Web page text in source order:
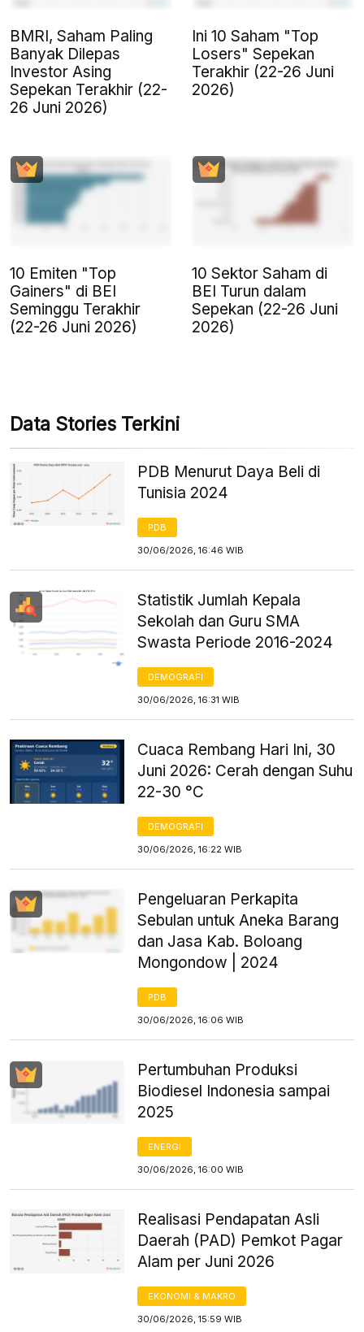
BMRI, Saham Paling
Banyak Dilepas
Investor Asing
Sepekan Terakhir (22-
26 Juni 2026)
Ini 10 Saham "Top
Losers" Sepekan
Terakhir (22-26 Juni
2026)
10 Emiten "Top
Gainers" di BEI
Seminggu Terakhir
(22-26 Juni 2026)
10 Sektor Saham di
BEI Turun dalam
Sepekan (22-26 Juni
2026)
Data Stories Terkini
PDB Menurut Daya Beli di
Tunisia 2024
PDB
30/06/2026, 16:46 WIB
Statistik Jumlah Kepala
Sekolah dan Guru SMA
Swasta Periode 2016-2024
DEMOGRAFI
30/06/2026, 16:31 WIB
Cuaca Rembang Hari Ini, 30
Juni 2026: Cerah dengan Suhu
22-30 °C
DEMOGRAFI
30/06/2026, 16:22 WIB
Pengeluaran Perkapita
Sebulan untuk Aneka Barang
dan Jasa Kab. Boloang
Mongondow | 2024
PDB
30/06/2026, 16:06 WIB
Pertumbuhan Produksi
Biodiesel Indonesia sampai
2025
ENERGI
30/06/2026, 16:00 WIB
Realisasi Pendapatan Asli
Daerah (PAD) Pemkot Pagar
Alam per Juni 2026
EKONOMI & MAKRO
30/06/2026, 15:59 WIB